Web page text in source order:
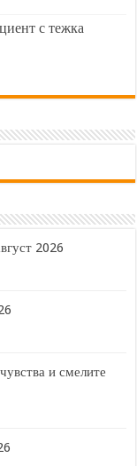
с тежка
2026
и смелите